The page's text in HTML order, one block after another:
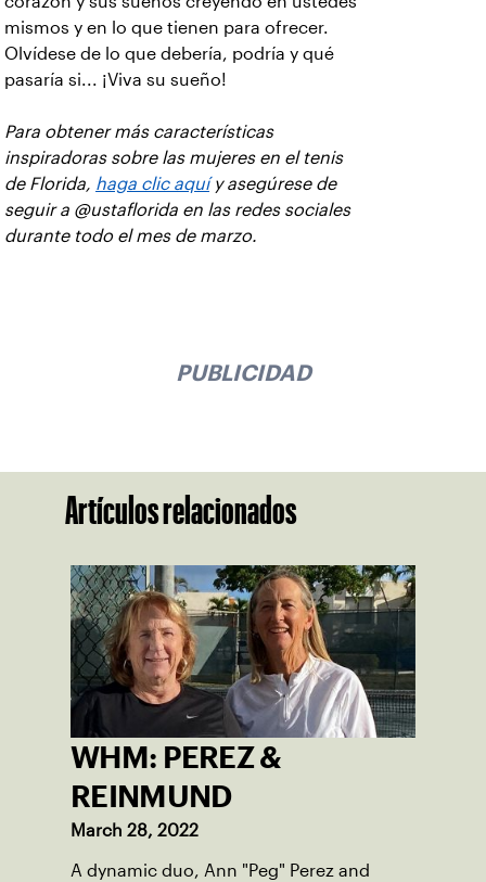
mismos y en lo que tienen para ofrecer.
Olvídese de lo que debería, podría y qué
pasaría si... ¡Viva su sueño!
Para obtener más características
inspiradoras sobre las mujeres en el tenis
de Florida, haga clic aquíy asegúrese de
seguir a @ustaflorida en las redes sociales
durante todo el mes de marzo.
PUBLICIDAD
Artículos relacionados
WHM: PEREZ &
REINMUND
March 28, 2022
A dynamic duo, Ann "Peg" Perez and